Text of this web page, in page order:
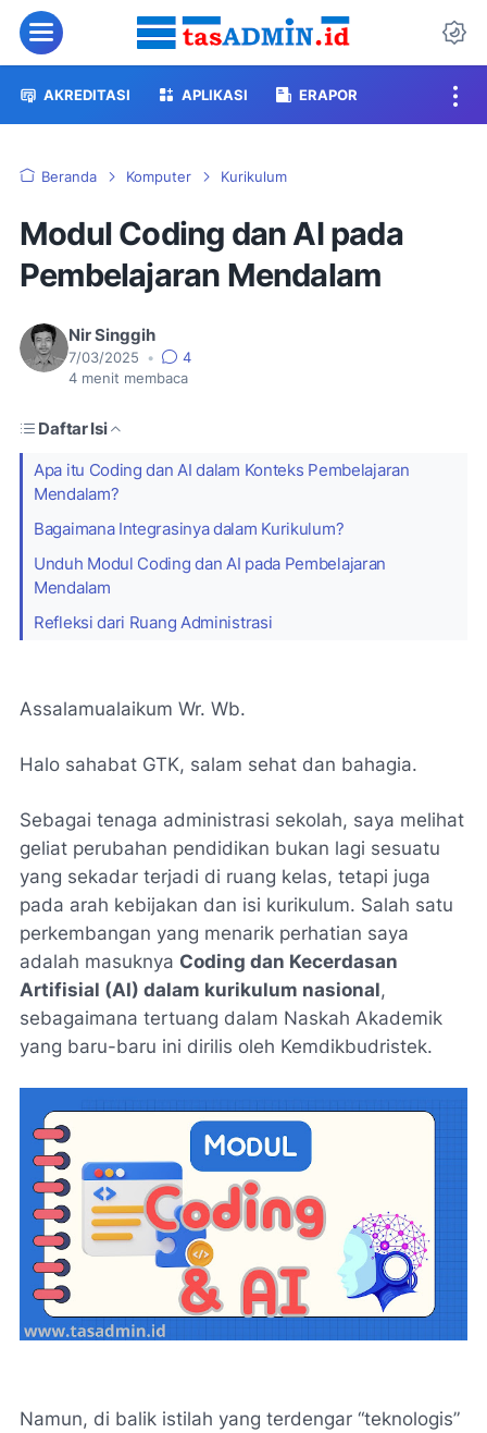
Menu
AKREDITASI APLIKASI ERAPOR
Beranda Komputer Kurikulum
Modul Coding dan AI pada
Pembelajaran Mendalam
Nir Singgih
7/03/2025 •
4
4 menit membaca
Daftar Isi
Apa itu Coding dan AI dalam Konteks Pembelajaran
Mendalam?
Bagaimana Integrasinya dalam Kurikulum?
Unduh Modul Coding dan AI pada Pembelajaran
Mendalam
Refleksi dari Ruang Administrasi
Assalamualaikum Wr. Wb.
Halo sahabat GTK, salam sehat dan bahagia.
Sebagai tenaga administrasi sekolah, saya melihat
geliat perubahan pendidikan bukan lagi sesuatu
yang sekadar terjadi di ruang kelas, tetapi juga
pada arah kebijakan dan isi kurikulum. Salah satu
perkembangan yang menarik perhatian saya
adalah masuknya Coding dan Kecerdasan
Artifisial (AI) dalam kurikulum nasional,
sebagaimana tertuang dalam Naskah Akademik
yang baru-baru ini dirilis oleh Kemdikbudristek.
Namun, di balik istilah yang terdengar “teknologis”